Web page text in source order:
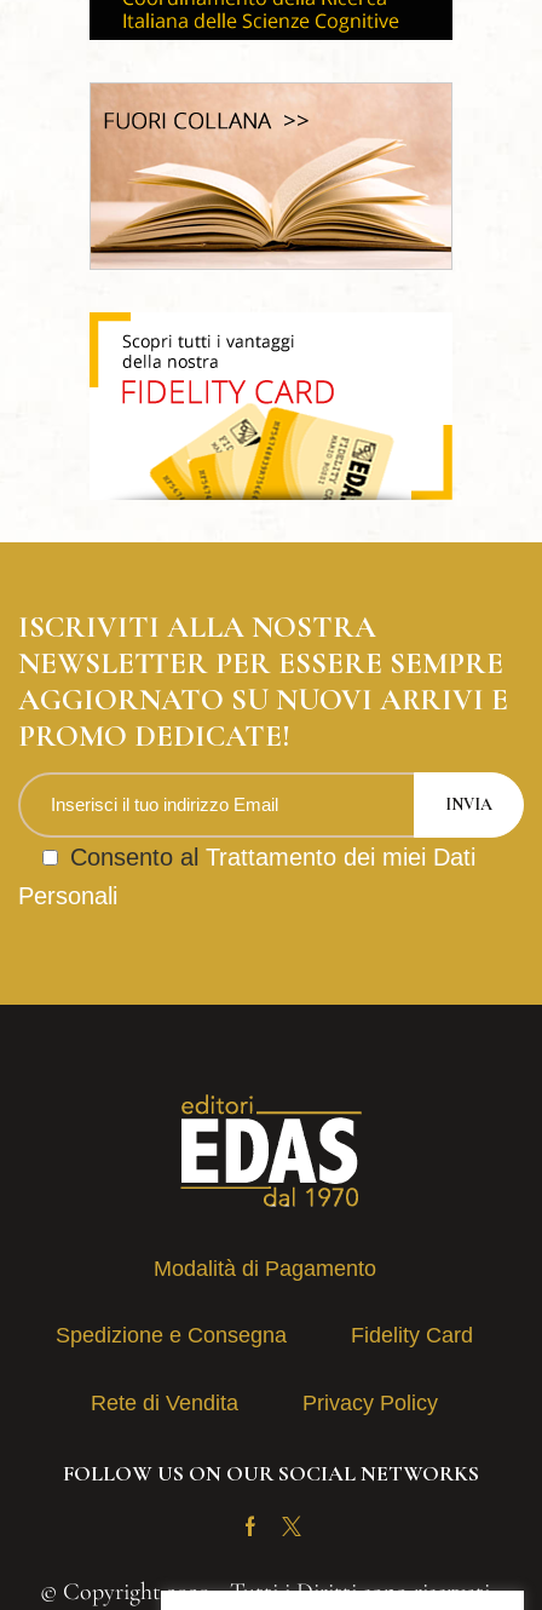
ISCRIVITI ALLA NOSTRA
NEWSLETTER PER ESSERE SEMPRE
AGGIORNATO SU NUOVI ARRIVI E
PROMO DEDICATE!
Consento al Trattamento dei miei Dati
Personali
Modalità di Pagamento
Spedizione e Consegna Fidelity Card
Rete di Vendita Privacy Policy
FOLLOW US ON OUR SOCIAL NETWORKS
Facebook
Twitter
© Copyright 2020 - Tutti i Diritti sono riservati -